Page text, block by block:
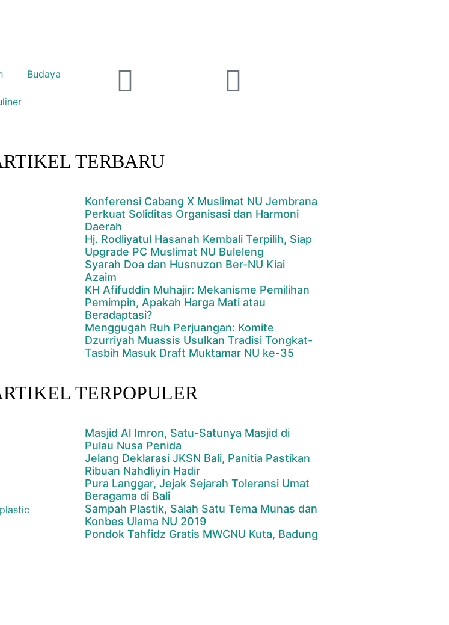
Budaya
TERBARU
Konferensi Cabang X Muslimat NU Jembrana
Perkuat Soliditas Organisasi dan Harmoni
Daerah
Hj. Rodliyatul Hasanah Kembali Terpilih, Siap
Upgrade PC Muslimat NU Buleleng
Syarah Doa dan Husnuzon Ber-NU Kiai
Azaim
KH Afifuddin Muhajir: Mekanisme Pemilihan
Pemimpin, Apakah Harga Mati atau
Beradaptasi?
Menggugah Ruh Perjuangan: Komite
Dzurriyah Muassis Usulkan Tradisi Tongkat-
Tasbih Masuk Draft Muktamar NU ke-35
TERPOPULER
Masjid Al Imron, Satu-Satunya Masjid di
Pulau Nusa Penida
Jelang Deklarasi JKSN Bali, Panitia Pastikan
Ribuan Nahdliyin Hadir
Pura Langgar, Jejak Sejarah Toleransi Umat
Beragama di Bali
Sampah Plastik, Salah Satu Tema Munas dan
Konbes Ulama NU 2019
Pondok Tahfidz Gratis MWCNU Kuta, Badung